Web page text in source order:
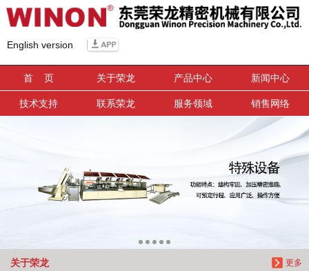
English version
首 页 关于荣龙 产品中心 新闻中心
技术支持 联系荣龙 服务领域 销售网络
更多
关于荣龙
信息搜索
搜索